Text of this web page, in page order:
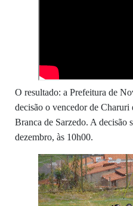
O resultado: a Prefeitura de
decisão o vencedor de Charuri
Branca de Sarzedo. A decisão
dezembro, às 10h00.